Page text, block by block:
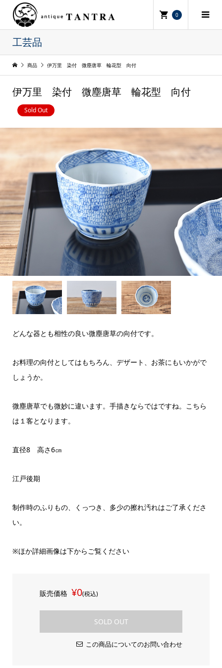
0
工芸品
商品 伊万里 染付 微塵唐草 輪花型 向付
伊万里 染付 微塵唐草 輪花型 向付
Sold Out
どんな器とも相性の良い微塵唐草の向付です。
お料理の向付としてはもちろん、デザート、お茶にもいかがで
しょうか。
微塵唐草でも微妙に違います。手描きならではですね。こちら
は１客となります。
直径8 高さ6㎝
江戸後期
制作時のふりもの、くっつき、多少の擦れ汚れはご了承くださ
い。
※ほか詳細画像は下からご覧ください
販売価格 ¥0(税込)
SOLD OUT
この商品についてのお問い合わせ